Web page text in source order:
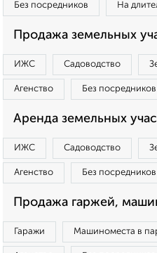
Без посредников На
Продажа земельных
ИЖС Садоводство
Агенство Без посредников
Аренда земельных
ИЖС Садоводство
Агенство Без посредников
Продажа гаржей,
Гаражи Машиноместа в